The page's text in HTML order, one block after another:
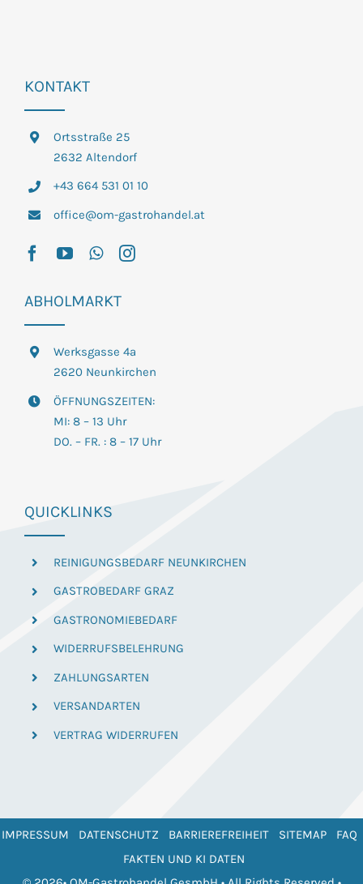
KONTAKT
Ortsstraße 25
2632 Altendorf
+43 664 531 01 10
office@om-gastrohandel.at
ABHOLMARKT
Werksgasse 4a
2620 Neunkirchen
ÖFFNUNGSZEITEN:
MI: 8 – 13 Uhr
DO. – FR. : 8 – 17 Uhr
QUICKLINKS
REINIGUNGSBEDARF NEUNKIRCHEN
GASTROBEDARF GRAZ
GASTRONOMIEBEDARF
WIDERRUFSBELEHRUNG
ZAHLUNGSARTEN
VERSANDARTEN
VERTRAG WIDERRUFEN
IMPRESSUM DATENSCHUTZ BARRIEREFREIHEIT SITEMAP
FAQ
FAKTEN UND KI DATEN